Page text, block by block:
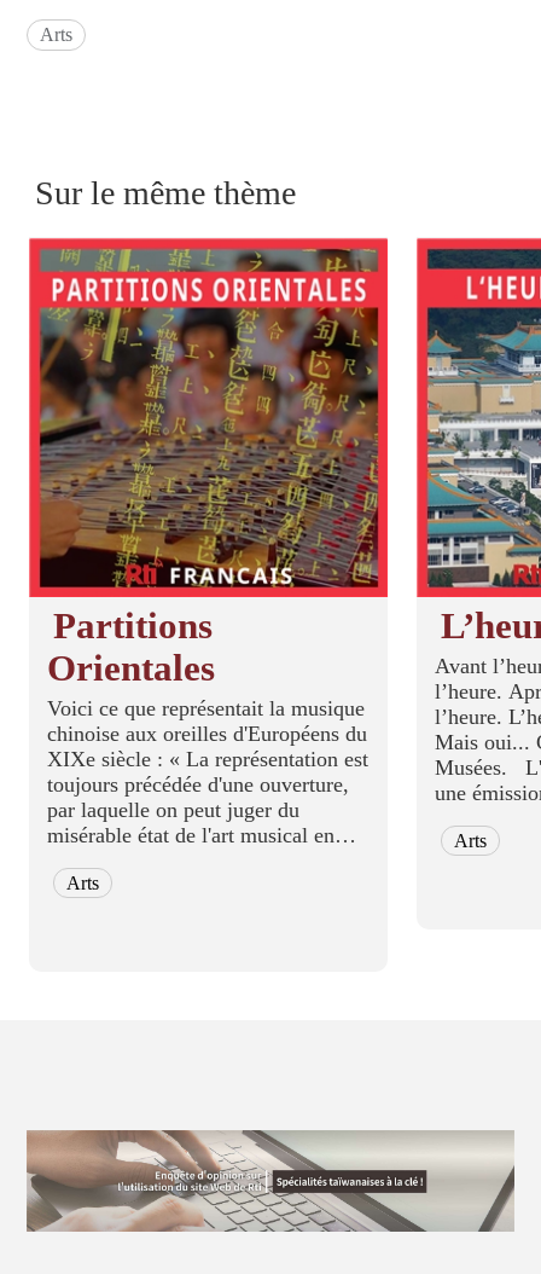
Arts
Sur le même thème
Partitions
Orientales
Voici ce que représentait la musique
chinoise aux oreilles d'Européens du
XIXe siècle : « La représentation est
toujours précédée d'une ouverture,
par laquelle on peut juger du
misérable état de l'art musical en
connus dans le céleste Empire y
Arts
Avant
l’heure.
l’heure.
Mais oui...
Musées. L'Heure des Musées est
une
différents
Arts